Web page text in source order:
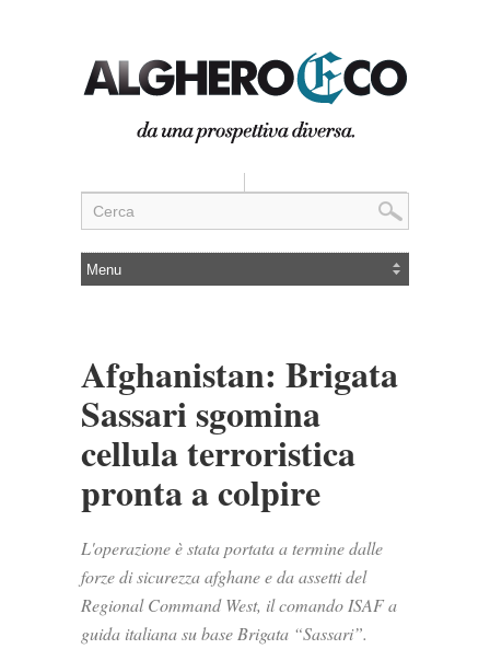
Afghanistan: Brigata
Sassari sgomina
cellula terroristica
pronta a colpire
L'operazione è stata portata a termine dalle
forze di sicurezza afghane e da assetti del
Regional Command West, il comando ISAF a
guida italiana su base Brigata “Sassari”.